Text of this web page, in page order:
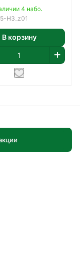
4 набо.
H3_z01
В корзину